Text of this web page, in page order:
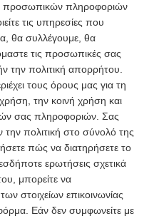
προσωπικών πληροφοριών
τις υπηρεσίες που
θα συλλέγουμε, θα
τις προσωπικές σας
την πολιτική απορρήτου.
τους όρους μας για τη
την κοινή χρήση και
σας πληροφοριών. Σας
την πολιτική στο σύνολό της
πώς να διατηρήσετε το
ερωτήσεις σχετικά
μπορείτε να
στοιχείων επικοινωνίας
Εάν δεν συμφωνείτε με